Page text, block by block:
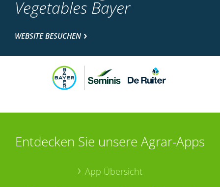
Vegetables Bayer
WEBSITE BESUCHEN
Entdecken Sie unsere Agrar-Apps
App Übersicht